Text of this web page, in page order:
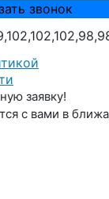
заявку!
с вами в